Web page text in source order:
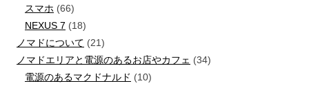
スマホ (66)
NEXUS 7 (18)
ノマドについて (21)
ノマドエリアと電源のあるお店やカフェ (34)
電源のあるマクドナルド (10)